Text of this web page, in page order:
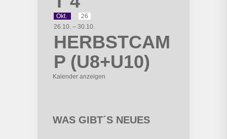
Okt.
26
26.10. –30.10.
HERBSTCAM
P (U8+U10)
Kalender anzeigen
WAS GIBT´S NEUES